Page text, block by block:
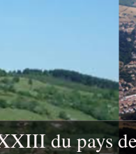
du pays